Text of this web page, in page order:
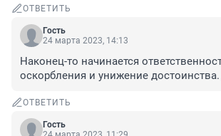
ОТВЕТИТЬ
Гость
24 марта 2023, 14:13
Наконец-то начинается
оскорбления и унижение
ОТВЕТИТЬ
Гость